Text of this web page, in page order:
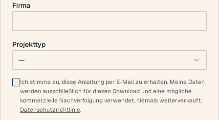
Firma
Projekttyp
—
Ich stimme zu, diese Anleitung per E-Mail zu erhalten. Meine Daten
werden ausschließlich für diesen Download und eine mögliche
kommerzielle Nachverfolgung verwendet, niemals weiterverkauft.
Datenschutzrichtlinie.